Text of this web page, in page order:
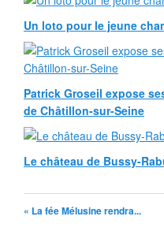
Un loto pour le jeune
Patrick Groseil expose
de Châtillon-sur-Seine
Le château de Bussy-
« La fée Mélusine rendra...